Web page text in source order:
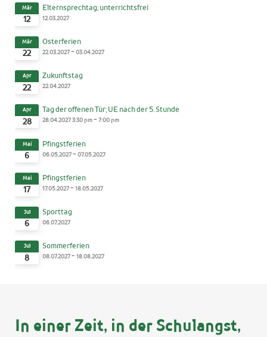
12
Mär Elternsprechtag; unterrichtsfrei
12.03.2027
22
Mär Osterferien
22.03.2027-03.04.2027
22
Apr Zukunftstag
22.04.2027
28
Apr Tag der offenen Tür; UE nach der 5. Stunde
28.04.20273:30 pm-7:00 pm
6
Mai Pfingstferien
06.05.2027-07.05.2027
17
Mai Pfingstferien
17.05.2027-18.05.2027
6
Jul Sporttag
06.07.2027
8
Jul Sommerferien
08.07.2027-18.08.2027
In einer Zeit, in der Schulangst,